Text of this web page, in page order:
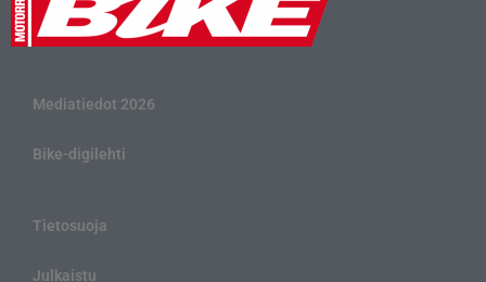
Mediatiedot 2026
Bike-digilehti
Tietosuoja
Julkaistu